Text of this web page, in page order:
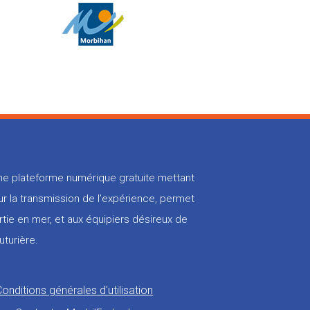
plateforme numérique gratuite mettant
la transmission de l’expérience, permet
en mer, et aux équipiers désireux de
générales d'utilisation